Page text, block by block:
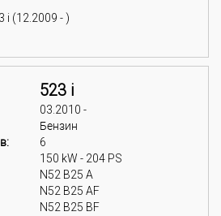
i (12.2009 - )
523 i
03.2010 -
Бензин
6
150 kW - 204 PS
N52 B25 A
N52 B25 AF
N52 B25 BF